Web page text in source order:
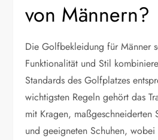
von Männern?
Die Golfbekleidung für Männer
Funktionalität und Stil
Standards des Golfplatzes
wichtigsten Regeln gehört das
mit Kragen, maßgeschneiderten
und geeigneten Schuhen,